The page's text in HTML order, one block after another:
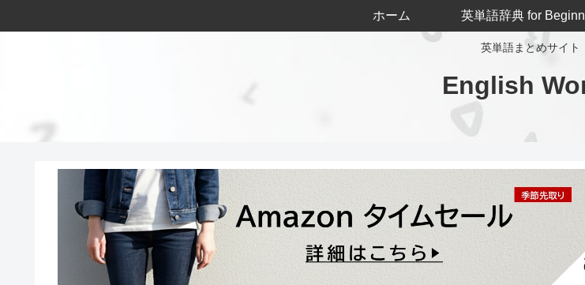
英単語まとめサイト
English
ホーム